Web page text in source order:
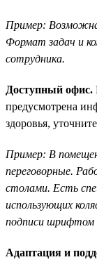
Пример: Возможна
Формат задач и
сотрудника.
Доступный офис.
предусмотрена
здоровья,
Пример: В
переговорные.
столами. Есть
использующих
подписи шрифтом
Адаптация и